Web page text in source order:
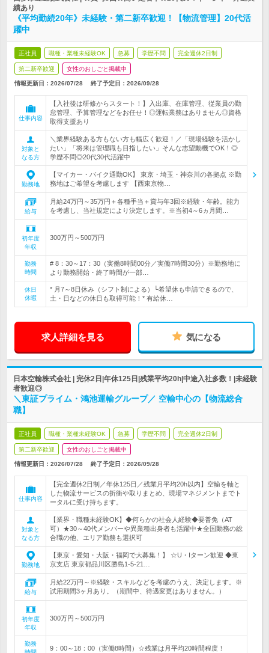
績あり
《平均勤続20年》未経験・第二新卒歓迎！【物流管理】20代活
躍中
正社員 職種・業種未経験OK 急募 学歴不問 完全週休2日制
第二新卒歓迎 女性のおしごと掲載中
情報更新日：2026/07/28 終了予定日： 2026/09/28
仕事内容
【入社後は研修からスタート！】入出庫、在庫管理、従業員の勤
怠管理、予算管理などをお任せ！◎運転業務はありません◎資格
取得支援あり
対象と
なる方
＼業界経験ある方もない方も幅広く歓迎！／「現場経験を活かし
たい」「将来は管理職も目指したい」そんな志望動機でOK！◎
学歴不問◎20代30代活躍中
勤務地
【マイカー・バイク通勤OK】 東京・埼玉・神奈川の各拠点 ※勤
務地はご希望を考慮します 【西東京物…
給与
月給24万円～35万円＋各種手当＋賞与年3回※経験・年齢。能力
を考慮し、当社規定により決定します。※当初4～6ヵ月間…
初年度
年収
300万円～500万円
勤務
時間
# 8：30～17：30（実働8時間00分／実働7時間30分）※勤務地に
より勤務開始・終了時間が一部…
休日
休暇
* 月7～8日休み（シフト制による）└希望休も申請できるので、
土・日などの休日も取得可能！* 有給休…
求人詳細を見る 気になる
日本空輸株式会社 | 完休2日|年休125日|残業平均20h|中途入社多数！|未経験
者歓迎◎
＼東証プライム・鴻池運輸グループ／ 空輸中心の【物流総合
職】
正社員 職種・業種未経験OK 急募 学歴不問 完全週休2日制
第二新卒歓迎 女性のおしごと掲載中
情報更新日：2026/07/28 終了予定日： 2026/09/28
仕事内容
【完全週休2日制／年休125日／残業月平均20h以内】空輸を軸と
した物流サービスの折衝や取りまとめ、現場マネジメントまでト
ータルに受け持ちます。
対象と
なる方
【業界・職種未経験OK】◆何らかの社会人経験◆要普免（AT
可）★30～40代メンバーや異業種出身者も活躍中★全国勤務の総
合職の他、エリア勤務も選択可
勤務地
【東京・愛知・大阪・福岡で大募集！】 ☆U・Iターン歓迎 ◆東
京支店 東京都品川区勝島1-5-21…
給与
月給22万円～※経験・スキルなどを考慮のうえ、決定します。※
試用期間3ヶ月あり。（期間中、待遇変更はありません。）
初年度
年収
300万円～500万円
勤務
9：00～18：00（実働8時間）☆残業は月平均20時間程度！